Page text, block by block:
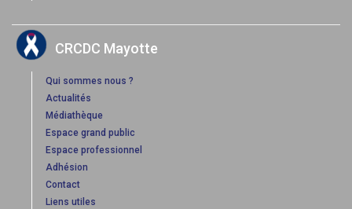
CRCDC Mayotte
Qui sommes nous ?
Actualités
Médiathèque
Espace grand public
Espace professionnel
Adhésion
Contact
Liens utiles